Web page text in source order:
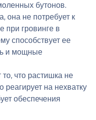
бутонов.
она не потребует к
при гровинге в
способствует ее
и мощные
то, что растишка не
на нехватку
обеспечения